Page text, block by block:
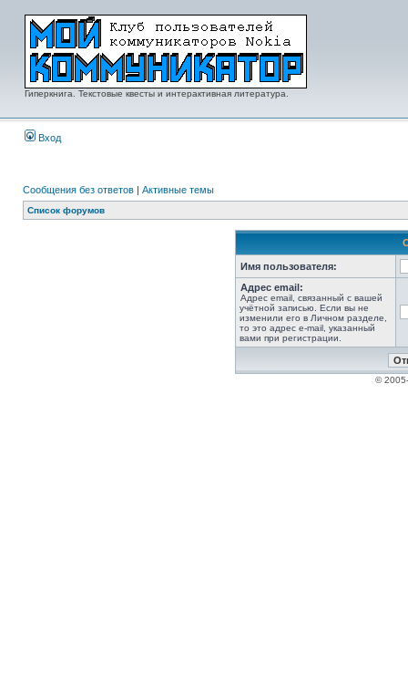
Гиперкнига. Текстовые квесты и интерактивная литература.
Вход
Сообщения без ответов | Активные темы
Список форумов
Имя пользователя:
Адрес email:
Адрес email, связанный с вашей
учётной записью. Если вы не
изменили его в Личном разделе,
то это адрес e-mail, указанный
вами при регистрации.
©